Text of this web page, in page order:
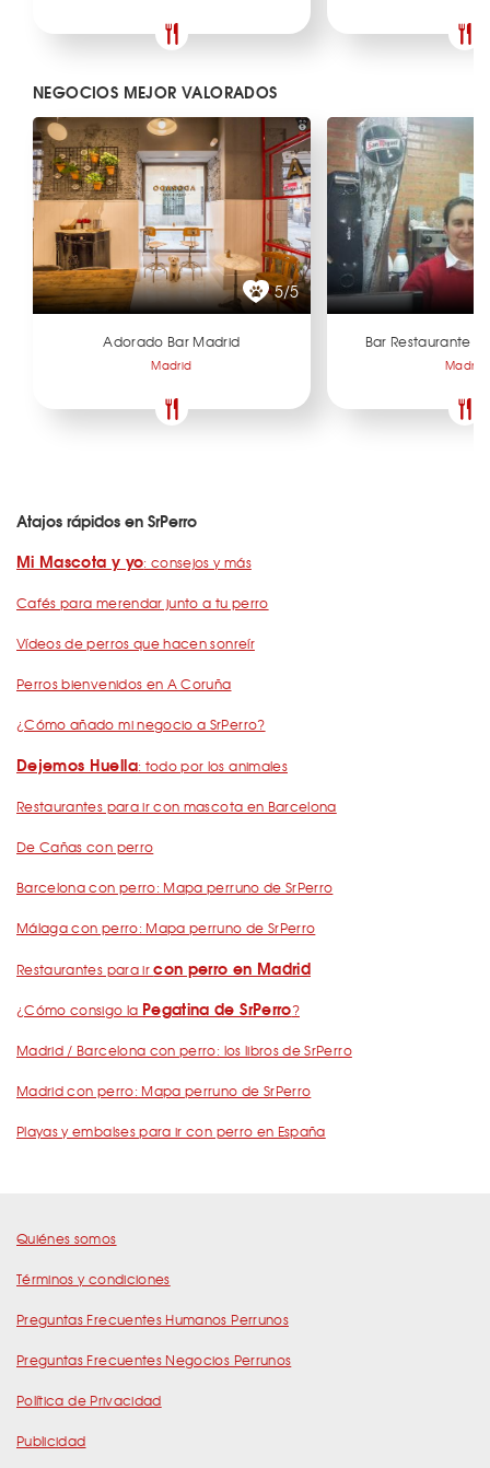
NEGOCIOS MEJOR VALORADOS
5/5
Adorado Bar Madrid
Madrid
Bar Restaurante
Madrid
Atajos rápidos en SrPerro
Mi Mascota y yo: consejos y más
Cafés para merendar junto a tu perro
Vídeos de perros que hacen sonreír
Perros bienvenidos en A Coruña
¿Cómo añado mi negocio a SrPerro?
Dejemos Huella: todo por los animales
Restaurantes para ir con mascota en Barcelona
De Cañas con perro
Barcelona con perro: Mapa perruno de SrPerro
Málaga con perro: Mapa perruno de SrPerro
Restaurantes para ircon perro en Madrid
¿Cómo consigo la Pegatina de SrPerro?
Madrid / Barcelona con perro: los libros de SrPerro
Madrid con perro: Mapa perruno de SrPerro
Playas y embalses para ir con perro en España
Quiénes somos
Términos y condiciones
Preguntas Frecuentes Humanos Perrunos
Preguntas Frecuentes Negocios Perrunos
Política de Privacidad
Publicidad